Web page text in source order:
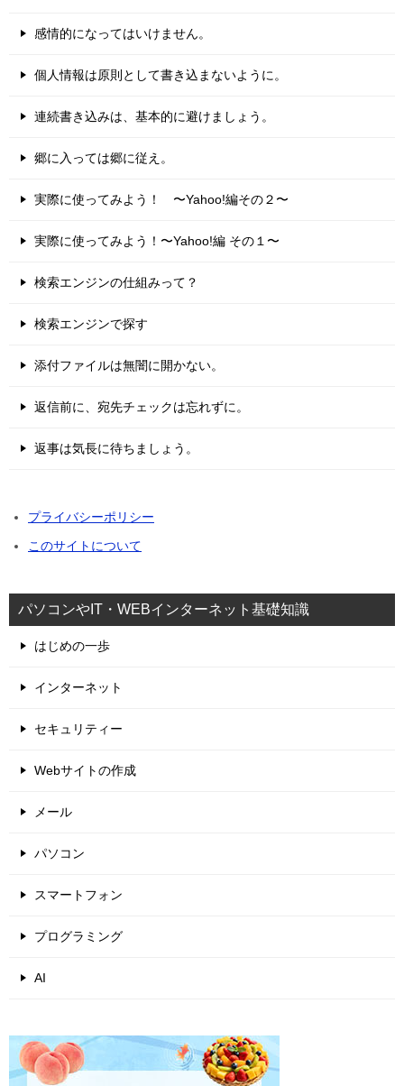
感情的になってはいけません。
個人情報は原則として書き込まないように。
連続書き込みは、基本的に避けましょう。
郷に入っては郷に従え。
実際に使ってみよう！ 〜Yahoo!編その２〜
実際に使ってみよう！〜Yahoo!編 その１〜
検索エンジンの仕組みって？
検索エンジンで探す
添付ファイルは無闇に開かない。
返信前に、宛先チェックは忘れずに。
返事は気長に待ちましょう。
プライバシーポリシー
このサイトについて
パソコンやIT・WEBインターネット基礎知識
はじめの一歩
インターネット
セキュリティー
Webサイトの作成
メール
パソコン
スマートフォン
プログラミング
AI